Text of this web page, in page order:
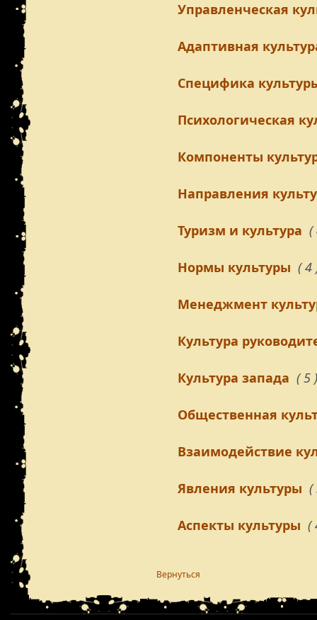
Управленческая
Адаптивная
Специфика
Психологическая
Компоненты
Направления
Туризм и культура (
Нормы культуры ( 4
Менеджмент
Культура
Культура запада ( 5 )
Общественная
Взаимодействие
Явления культуры (
Аспекты культуры (
Вернуться